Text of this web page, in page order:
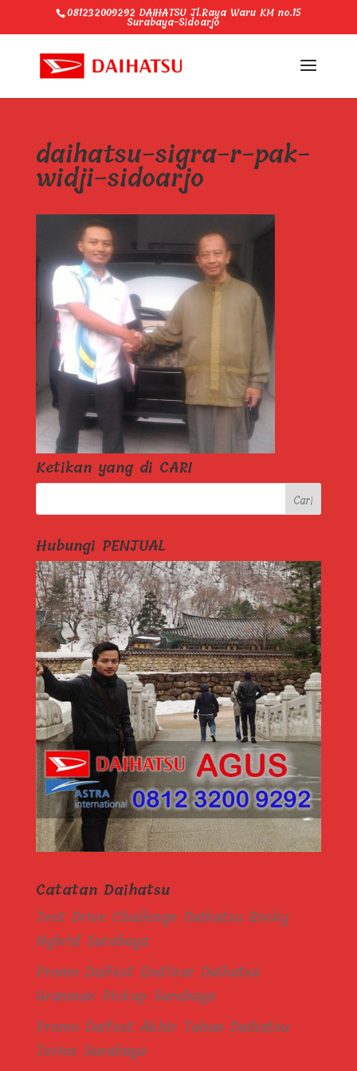
081232009292 DAIHATSU Jl.Raya Waru KM no.15
Surabaya-Sidoarjo
daihatsu-sigra-r-pak-
widji-sidoarjo
Ketikan yang di CARI
Hubungi PENJUAL
Catatan Daihatsu
Test Drive Challenge Daihatsu Rocky
Hybrid Surabaya
Promo Daifest EndYear Daihatsu
Granmax Pickup Surabaya
Promo Daifest Akhir Tahun Daihatsu
Terios Surabaya